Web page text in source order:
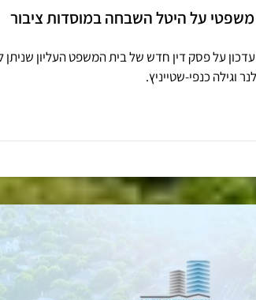
על היטל השבחה במוסדות ציבור
על פסק דין חדש של בית המשפט העליון שניתן
וגילה כנפי-שטייניץ.